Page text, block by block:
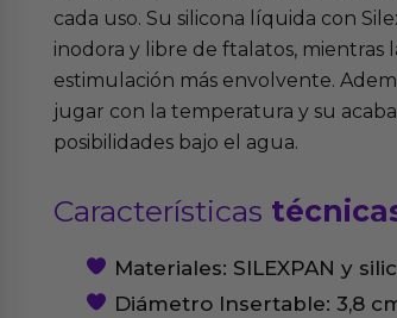
cada uso. Su silicona líquida con
inodora y libre de ftalatos, mientras
estimulación más envolvente.
jugar con la temperatura y su
posibilidades bajo el agua.
Características
Materiales: SILEXPAN y
Diámetro Insertable: 3,8